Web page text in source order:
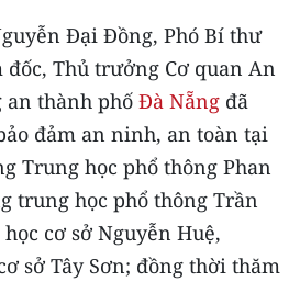
- MỖI XÃ
Đại Đồng, Phó Bí thư
đốc, Thủ trưởng Cơ quan An
thành phố Đà Nẵng đã
đảm an ninh, an toàn tại
Trung học phổ thông Phan
trung học phổ thông Trần
cơ sở Nguyễn Huệ,
sở Tây Sơn; đồng thời thăm